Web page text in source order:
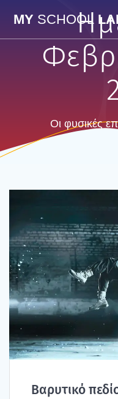
MY SCHOOL
Οι φυσικές
Βαρυ­τι­κό